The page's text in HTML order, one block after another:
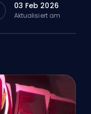
03 Feb 2026
Aktualisiert am